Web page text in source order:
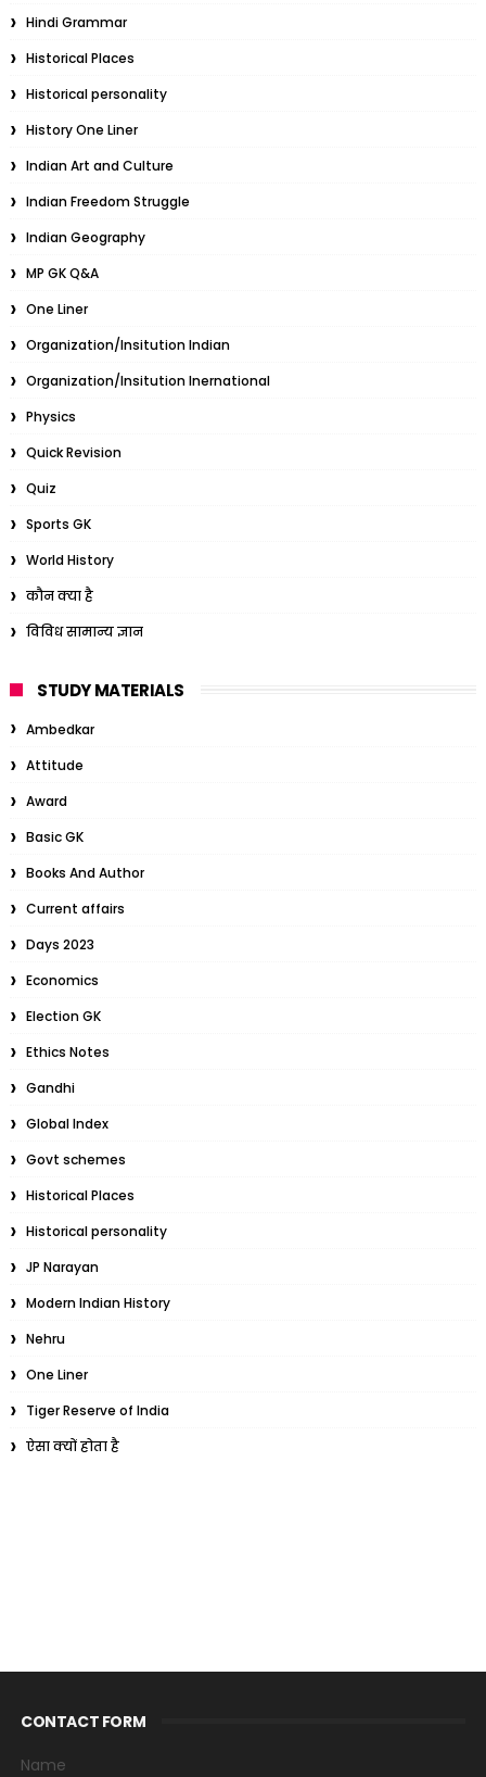
Hindi Grammar
Historical Places
Historical personality
History One Liner
Indian Art and Culture
Indian Freedom Struggle
Indian Geography
MP GK Q&A
One Liner
Organization/Insitution Indian
Organization/Insitution Inernational
Physics
Quick Revision
Quiz
Sports GK
World History
कौन क्या है
विविध सामान्य ज्ञान
STUDY MATERIALS
Ambedkar
Attitude
Award
Basic GK
Books And Author
Current affairs
Days 2023
Economics
Election GK
Ethics Notes
Gandhi
Global Index
Govt schemes
Historical Places
Historical personality
JP Narayan
Modern Indian History
Nehru
One Liner
Tiger Reserve of India
ऐसा क्यों होता है
CONTACT FORM
Name